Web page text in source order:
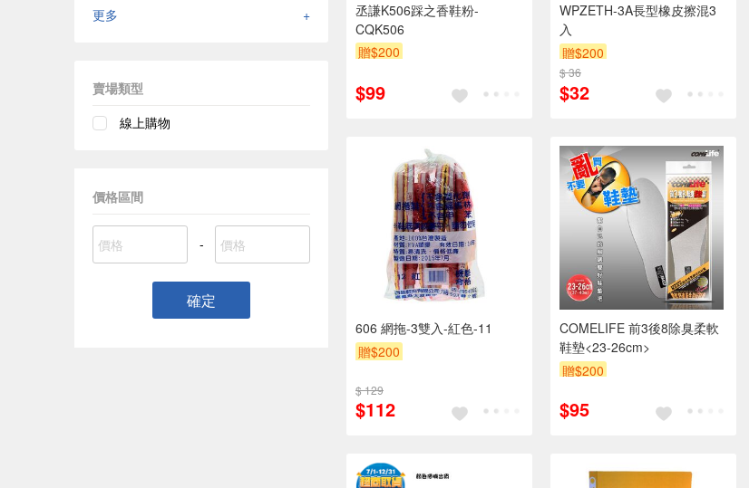
更多
+
賣場類型
線上購物
價格區間
-
確定
丞謙K506踩之香鞋粉-
CQK506
贈$200
$99
WPZETH-3A長型橡皮擦混3
入
贈$200
$ 36
$32
606 網拖-3雙入-紅色-11
贈$200
$ 129
$112
COMELIFE 前3後8除臭柔軟
鞋墊<23-26cm>
贈$200
$95